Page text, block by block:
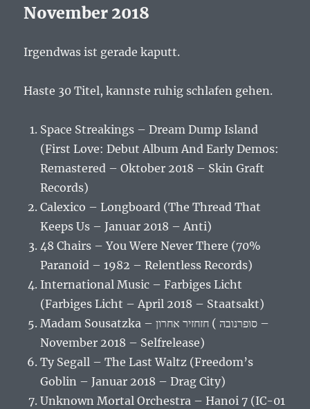
November 2018
Irgendwas ist gerade kaputt.
Haste 30 Titel, kannste ruhig schlafen gehen.
Space Streakings – Dream Dump Island
(First Love: Debut Album And Early Demos:
Remastered – Oktober 2018 – Skin Graft
Records)
Calexico – Longboard (The Thread That
Keeps Us – Januar 2018 – Anti)
48 Chairs – You Were Never There (70%
Paranoid – 1982 – Relentless Records)
International Music – Farbiges Licht
(Farbiges Licht – April 2018 – Staatsakt)
Madam Sousatzka – סופרנובה ) חזחזיר אחרון –
November 2018 – Selfrelease)
Ty Segall – The Last Waltz (Freedom’s
Goblin – Januar 2018 – Drag City)
Unknown Mortal Orchestra – Hanoi 7 (IC-01